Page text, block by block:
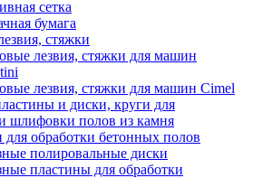
сетка
бумага
стяжки
лезвия, стяжки для машин
лезвия, стяжки для машин Cimel
и диски, круги для
шлифовки полов из камня
для обработки бетонных полов
полировальные диски
пластины для обработки